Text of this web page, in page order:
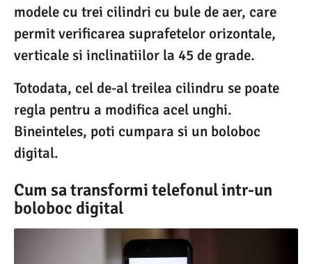
modele cu trei cilindri cu bule de aer, care
permit verificarea suprafetelor orizontale,
verticale si inclinatiilor la 45 de grade.
Totodata, cel de-al treilea cilindru se poate
regla pentru a modifica acel unghi.
Bineinteles, poti cumpara si un boloboc
digital.
Cum sa transformi telefonul intr-un
boloboc digital